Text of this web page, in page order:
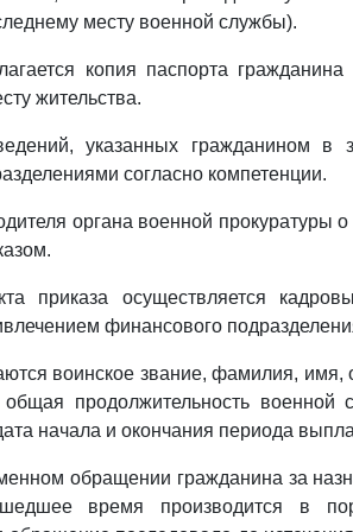
месту военной службы).
копия паспорта
жительства.
указанных гражданином в
согласно компетенции.
органа военной прокуратуры
приказа осуществляется
финансового
воинское звание, фамилия, имя,
продолжительность военной
начала и окончания периода
обращении гражданина за
время производится в